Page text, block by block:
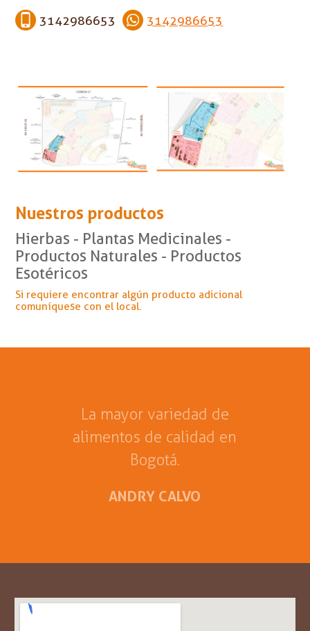
3142986653 3142986653
Nuestros productos
Hierbas - Plantas Medicinales -
Productos Naturales - Productos
Esotéricos
Si requiere encontrar algún producto adicional
comuníquese con el local.
La mayor variedad de
alimentos de calidad en
Bogotá.
ANDRY CALVO